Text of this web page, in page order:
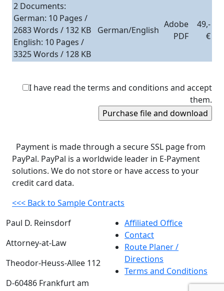
2 Documents:
German: 10 Pages /
2683 Words / 132 KB
English: 10 Pages /
3325 Words / 128 KB
German/English
Adobe
PDF
49,-
€
I have read the terms and conditions and accept
them.
Payment is made through a secure SSL page from
PayPal. PayPal is a worldwide leader in E-Payment
solutions. We do not store or have access to your
credit card data.
<<< Back to Sample Contracts
Paul D. Reinsdorf
Attorney-at-Law
Theodor-Heuss-Allee 112
D-60486 Frankfurt am
Affiliated Office
Contact
Route Planer /
Directions
Terms and Conditions